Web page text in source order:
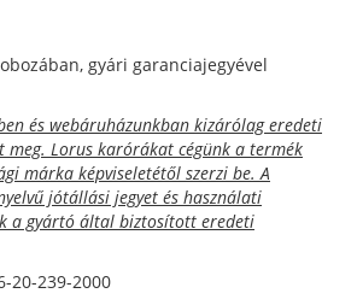
gyári garanciajegyével
és webáruházunkban kizárólag eredeti
meg. Lorus karórákat cégünk a termék
márka képviseletétől szerzi be. A
jótállási jegyet és használati
a gyártó által biztosított eredeti
20-239-2000